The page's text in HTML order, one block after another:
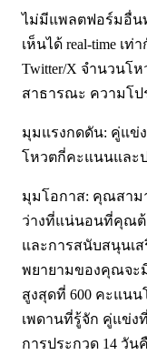
ไม่มีแพลตฟอร์มอื่น
เห็นได้ real-time เท่
Twitter/X จำนวนโ
สาธารณะ ความโป
มุมแรงกดดัน: คู่แข่
โหวตกี่คะแนนและ
มุมโอกาส: คุณสาม
ว่างที่แน่นอนที่คุณต้
และการสนับสนุนเ
พยายามของคุณจะ
สูงสุดที่ 600 คะแน
เพดานที่รู้จัก คู่แข่ง
การประกวด 14 วั